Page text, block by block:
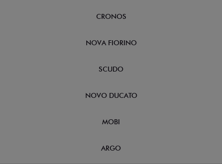
CRONOS
NOVA FIORINO
SCUDO
NOVO DUCATO
MOBI
ARGO